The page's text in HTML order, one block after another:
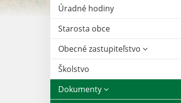
Úradné hodiny
Starosta obce
Obecné zastupiteľstvo
Školstvo
Dokumenty